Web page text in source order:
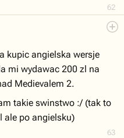
62
63
kupic angielska wersje
mi wydawac 200 zl na
Medievalem 2.
takie swinstwo :/ (tak to
ale po angielsku)